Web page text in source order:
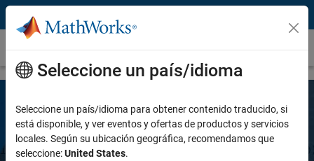
Saltar al contenido
Vision HDL Toolbox
Seleccione un país/idioma
Seleccione un país/idioma para obtener contenido traducido, si
está disponible, y ver eventos y ofertas de productos y servicios
locales. Según su ubicación geográfica, recomendamos que
seleccione:United States.